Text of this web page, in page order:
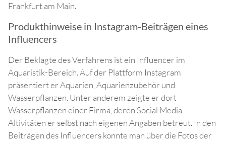
Frankfurt am Main.
Produkthinweise in Instagram-Beiträgen eines
Influencers
Der Beklagte des Verfahrens ist ein Influencer im
Aquaristik-Bereich. Auf der Plattform Instagram
präsentiert er Aquarien, Aquarienzubehör und
Wasserpflanzen. Unter anderem zeigte er dort
Wasserpflanzen einer Firma, deren Social Media
Altivitäten er selbst nach eigenen Angaben betreut. In den
Beiträgen des Influencers konnte man über die Fotos der